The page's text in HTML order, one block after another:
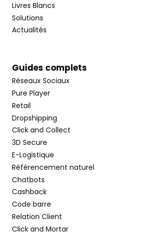
Livres Blancs
Solutions
Actualités
Guides complets
Réseaux Sociaux
Pure Player
Retail
Dropshipping
Click and Collect
3D Secure
E-Logistique
Référencement naturel
Chatbots
Cashback
Code barre
Relation Client
Click and Mortar